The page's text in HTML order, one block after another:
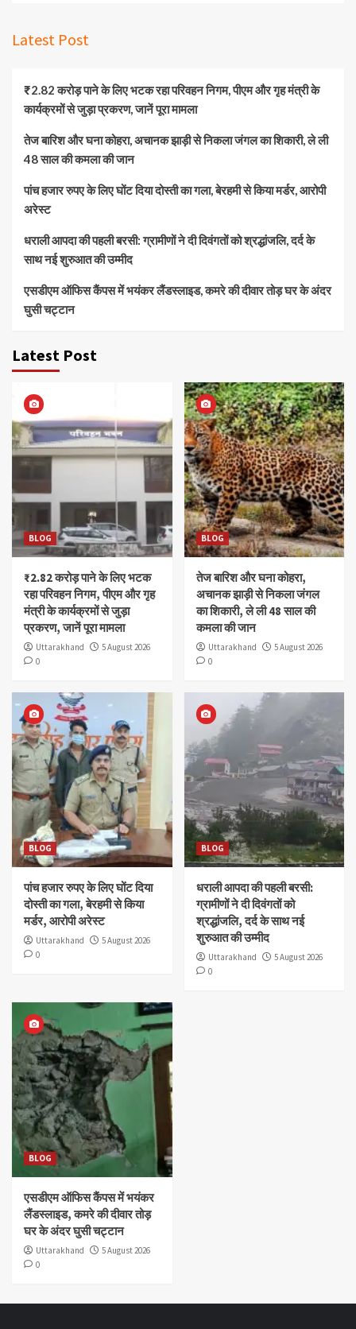
Latest Post
₹2.82 करोड़ पाने के लिए भटक रहा परिवहन निगम, पीएम और गृह मंत्री के
कार्यक्रमों से जुड़ा प्रकरण, जानें पूरा मामला
तेज बारिश और घना कोहरा, अचानक झाड़ी से निकला जंगल का शिकारी, ले ली
48 साल की कमला की जान
पांच हजार रुपए के लिए घोंट दिया दोस्ती का गला, बेरहमी से किया मर्डर, आरोपी
अरेस्ट
धराली आपदा की पहली बरसी: ग्रामीणों ने दी दिवंगतों को श्रद्धांजलि, दर्द के
साथ नई शुरुआत की उम्मीद
एसडीएम ऑफिस कैंपस में भयंकर लैंडस्लाइड, कमरे की दीवार तोड़ घर के अंदर
घुसी चट्टान
Latest Post
BLOG
₹2.82 करोड़ पाने के लिए भटक
रहा परिवहन निगम, पीएम और गृह
मंत्री के कार्यक्रमों से जुड़ा
प्रकरण, जानें पूरा मामला
Uttarakhand
5 August 2026
0
BLOG
तेज बारिश और घना कोहरा,
अचानक झाड़ी से निकला जंगल
का शिकारी, ले ली 48 साल की
कमला की जान
Uttarakhand
5 August 2026
0
BLOG
पांच हजार रुपए के लिए घोंट दिया
दोस्ती का गला, बेरहमी से किया
मर्डर, आरोपी अरेस्ट
Uttarakhand
5 August 2026
0
BLOG
धराली आपदा की पहली बरसी:
ग्रामीणों ने दी दिवंगतों को
श्रद्धांजलि, दर्द के साथ नई
शुरुआत की उम्मीद
Uttarakhand
5 August 2026
0
BLOG
एसडीएम ऑफिस कैंपस में भयंकर
लैंडस्लाइड, कमरे की दीवार तोड़
घर के अंदर घुसी चट्टान
Uttarakhand
5 August 2026
0